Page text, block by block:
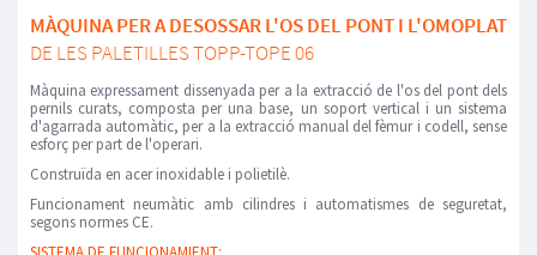
MÀQUINA PER A DESOSSAR L'OS DEL PONT I L'OMOPLAT
DE LES PALETILLES TOPP-TOPE 06
Màquina expressament dissenyada per a la extracció de l'os del pont dels
pernils curats, composta per una base, un soport vertical i un sistema
d'agarrada automàtic, per a la extracció manual del fèmur i codell, sense
esforç per part de l'operari.
Construïda en acer inoxidable i polietilè.
Funcionament neumàtic amb cilindres i automatismes de seguretat,
segons normes CE.